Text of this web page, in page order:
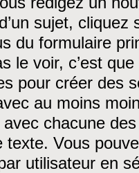
sujet, cliquez
du formulaire
le voir, c’est
pour créer des
au moins
chacune
texte. Vous
utilisateur en